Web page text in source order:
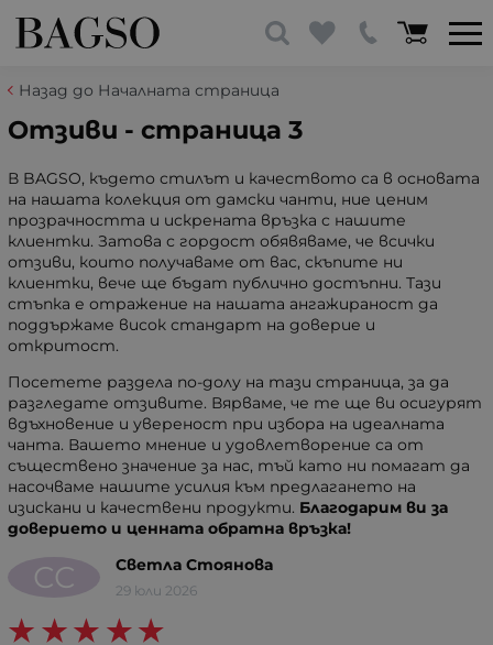
Назад до Началната страница
Отзиви - страница 3
В BAGSO, където стилът и качеството са в основата
на нашата колекция от дамски чанти, ние ценим
прозрачността и искрената връзка с нашите
клиентки. Затова с гордост обявяваме, че всички
отзиви, които получаваме от вас, скъпите ни
клиентки, вече ще бъдат публично достъпни. Тази
стъпка е отражение на нашата ангажираност да
поддържаме висок стандарт на доверие и
откритост.
Посетете раздела по-долу на тази страница, за да
разгледате отзивите. Вярваме, че те ще ви осигурят
вдъхновение и увереност при избора на идеалната
чанта. Вашето мнение и удовлетворение са от
съществено значение за нас, тъй като ни помагат да
насочваме нашите усилия към предлагането на
изискани и качествени продукти. Благодарим ви за
доверието и ценната обратна връзка!
СС Светла Стоянова
29 юли 2026